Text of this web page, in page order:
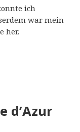
ich
war mein
her.
d’Azur